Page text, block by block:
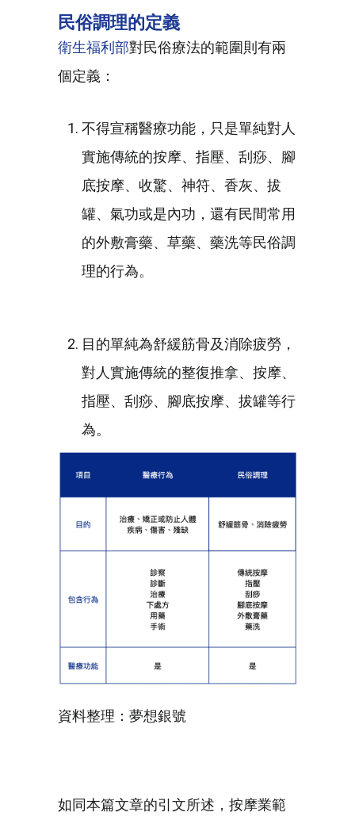
民俗調理的定義
衛生福利部對民俗療法的範圍則有兩
個定義：
不得宣稱醫療功能，只是單純對人
實施傳統的按摩、指壓、刮痧、腳
底按摩、收驚、神符、香灰、拔
罐、氣功或是內功，還有民間常用
的外敷膏藥、草藥、藥洗等民俗調
理的行為。
目的單純為舒緩筋骨及消除疲勞，
對人實施傳統的整復推拿、按摩、
指壓、刮痧、腳底按摩、拔罐等行
為。
資料整理：夢想銀號
如同本篇文章的引文所述，按摩業範